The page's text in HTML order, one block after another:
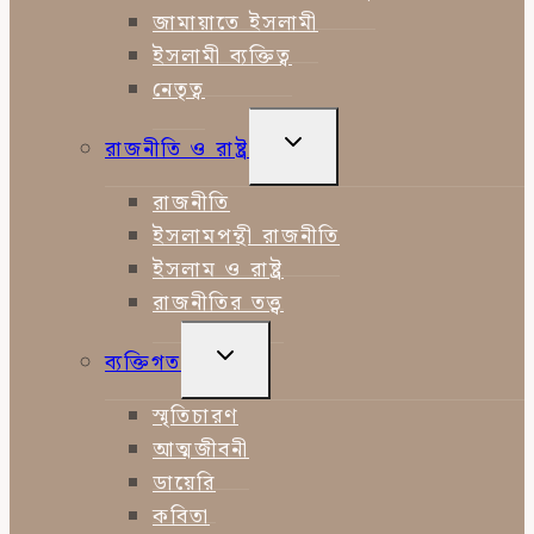
জামায়াতে ইসলামী
ইসলামী ব্যক্তিত্ব
নেতৃত্ব
রাজনীতি ও রাষ্ট্র
TOGGLE
রাজনীতি
ইসলামপন্থী রাজনীতি
ইসলাম ও রাষ্ট্র
রাজনীতির তত্ত্ব
ব্যক্তিগত
TOGGLE
MENU
স্মৃতিচারণ
আত্মজীবনী
ডায়েরি
কবিতা